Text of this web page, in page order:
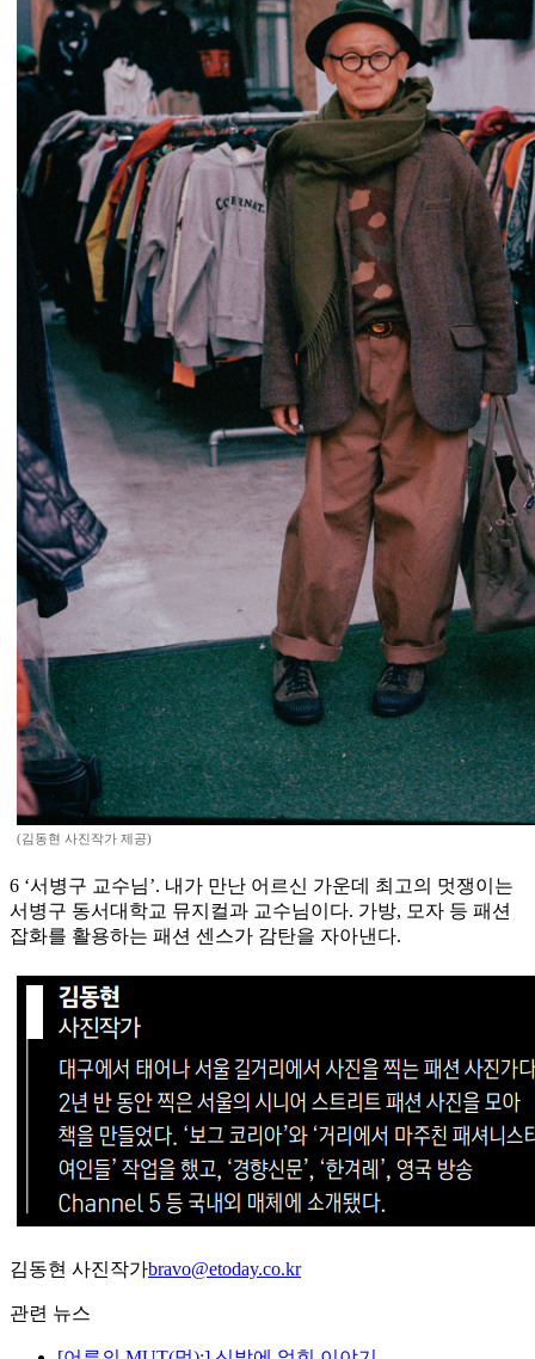
(김동현 사진작가 제공)
6 ‘서병구 교수님’. 내가 만난 어르신 가운데 최고의 멋쟁이는
서병구 동서대학교 뮤지컬과 교수님이다. 가방, 모자 등 패션
잡화를 활용하는 패션 센스가 감탄을 자아낸다.
김동현 사진작가bravo@etoday.co.kr
관련 뉴스